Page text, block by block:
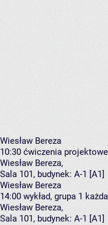
Wiesław Bereza
10:30 ćwiczenia
Wiesław Bereza,
Sala 101, budynek: A-1 [A1]
Wiesław Bereza
14:00 wykład, grupa 1
Wiesław Bereza,
Sala 101, budynek: A-1 [A1]